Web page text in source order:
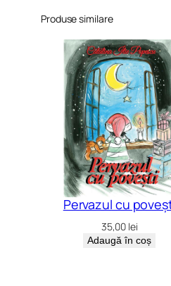
Produse similare
Pervazul cu
35,00 lei
Adaugă în coș